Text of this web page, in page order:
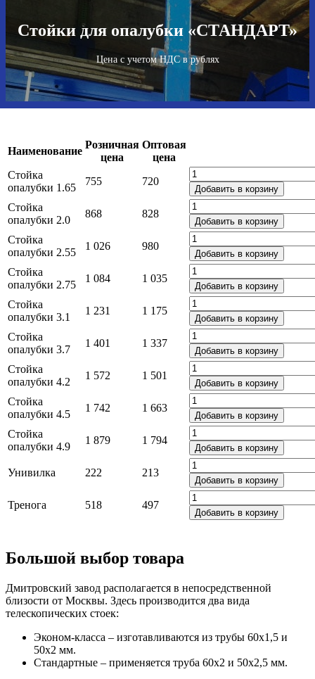
Стойки для опалубки «СТАНДАРТ»
Цена с учетом НДС в рублях
Наименование
Розничная
цена
Оптовая
цена
Стойка
опалубки 1.65
755 720
Добавить в корзину
Стойка
опалубки 2.0
868 828
Добавить в корзину
Стойка
опалубки 2.55
1 026 980
Добавить в корзину
Стойка
опалубки 2.75
1 084 1 035
Добавить в корзину
Стойка
опалубки 3.1
1 231 1 175
Добавить в корзину
Стойка
опалубки 3.7
1 401 1 337
Добавить в корзину
Стойка
опалубки 4.2
1 572 1 501
Добавить в корзину
Стойка
опалубки 4.5
1 742 1 663
Добавить в корзину
Стойка
опалубки 4.9
1 879 1 794
Добавить в корзину
Унивилка 222 213
Добавить в корзину
Тренога 518 497
Добавить в корзину
Большой выбор товара
Дмитровский завод располагается в непосредственной
близости от Москвы. Здесь производится два вида
телескопических стоек:
Эконом-класса – изготавливаются из трубы 60x1,5 и
50x2 мм.
Стандартные – применяется труба 60x2 и 50x2,5 мм.